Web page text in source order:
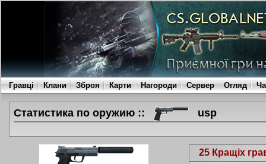
Гравці Клани Зброя Карти Нагороди Сервер Огляд
Статистика по оружию :: usp
25 Кращіх